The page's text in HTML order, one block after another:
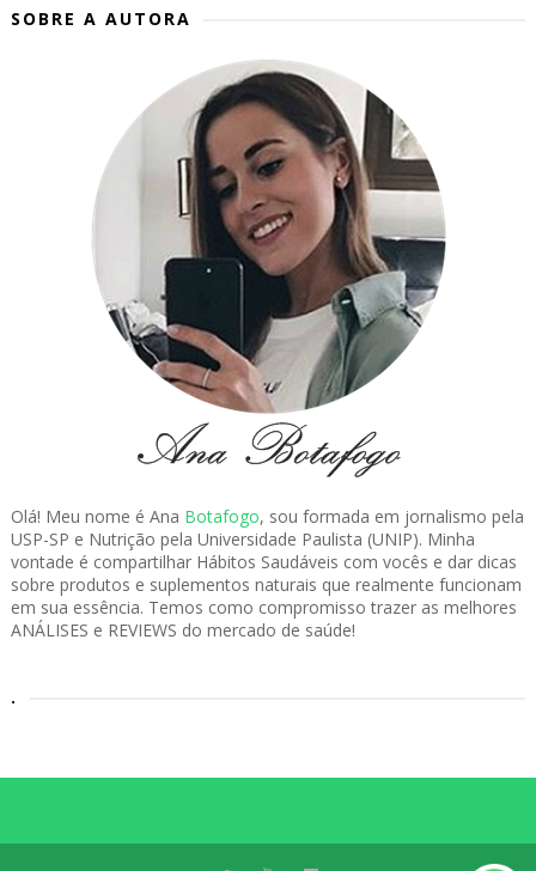
SOBRE A AUTORA
Olá! Meu nome é Ana Botafogo, sou formada em jornalismo pela
USP-SP e Nutrição pela Universidade Paulista (UNIP). Minha
vontade é compartilhar Hábitos Saudáveis com vocês e dar dicas
sobre produtos e suplementos naturais que realmente funcionam
em sua essência. Temos como compromisso trazer as melhores
ANÁLISES e REVIEWS do mercado de saúde!
.